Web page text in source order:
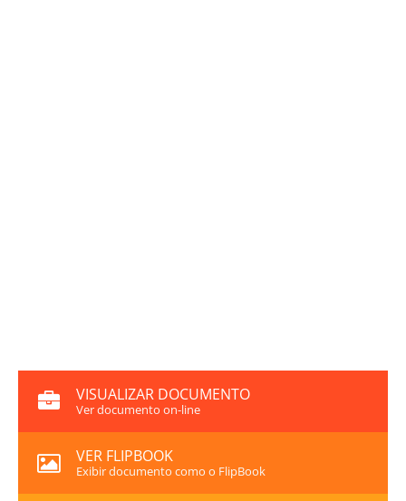
VISUALIZAR DOCUMENTO
Ver documento on-line
VER FLIPBOOK
Exibir documento como o FlipBook